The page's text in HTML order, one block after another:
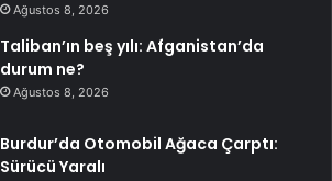
Ağustos 8, 2026
Taliban’ın beş yılı: Afganistan’da
durum ne?
Ağustos 8, 2026
Burdur’da Otomobil Ağaca Çarptı:
Sürücü Yaralı